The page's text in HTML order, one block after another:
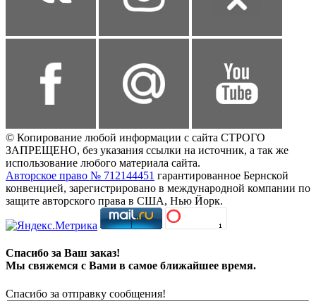
© Копирование любой информации с сайта СТРОГО
ЗАПРЕЩЕНО, без указания ссылки на источник, а так же
использование любого материала сайта.
Авторское право № 712144451 гарантированное Бернской
конвенцией, зарегистрировано в международной компании по
защите авторского права в США, Нью Йорк.
Спасибо за Ваш заказ!
Мы свяжемся с Вами в самое ближайшее время.
Спасибо за отправку сообщения!